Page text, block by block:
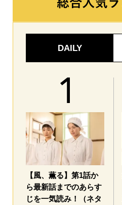
DAILY
【風、薫る】第1話か
ら最新話までのあらす
じを一気読み！（ネタ